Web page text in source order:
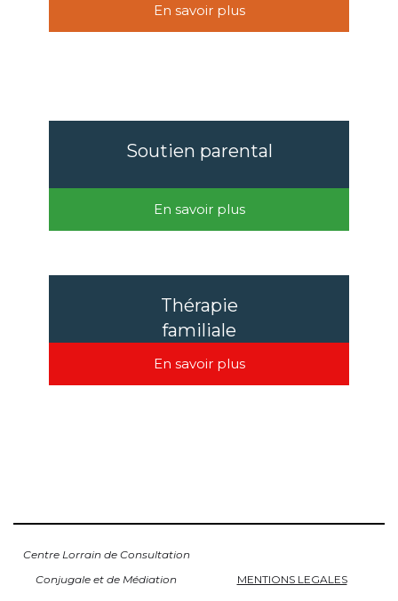
En savoir plus
Soutien parental
En savoir plus
Thérapie
familiale
En savoir plus
Centre Lorrain de Consultation
Conjugale et de Médiation
MENTIONS LEGALES